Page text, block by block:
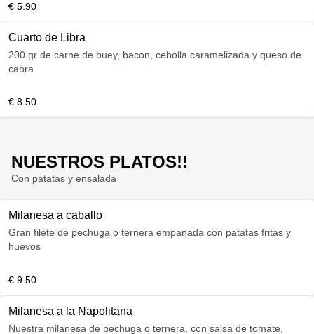
€ 5.90
Cuarto de Libra
200 gr de carne de buey, bacon, cebolla caramelizada y queso de
cabra
€ 8.50
NUESTROS PLATOS!!
Con patatas y ensalada
Milanesa a caballo
Gran filete de pechuga o ternera empanada con patatas fritas y
huevos
€ 9.50
Milanesa a la Napolitana
Nuestra milanesa de pechuga o ternera, con salsa de tomate,